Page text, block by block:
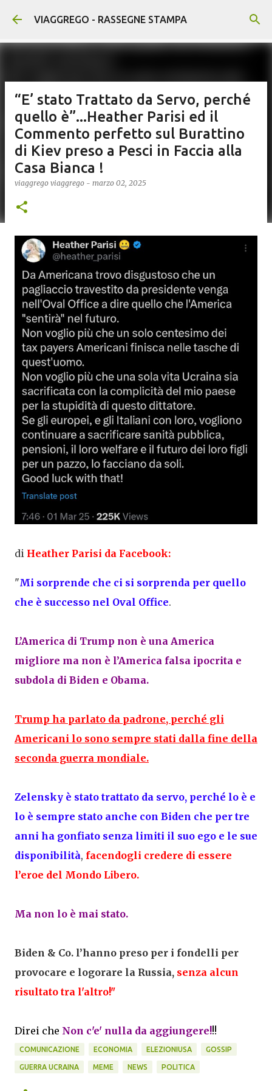
Passa ai contenuti principali
VIAGGREGO - RASSEGNE STAMPA
“E’ stato Trattato da Servo, perché
quello è”...Heather Parisi ed il
Commento perfetto sul Burattino
di Kiev preso a Pesci in Faccia alla
Casa Bianca !
viaggrego viaggrego - marzo 02, 2025
di Heather Parisi da Facebook:
"Mi sorprende che ci si sorprenda per quello
che è successo nel Oval Office.
L’America di Trump non è una America
migliore ma non è l’America falsa ipocrita e
subdola di Biden e Obama.
Trump ha parlato da padrone, perché gli
Americani lo sono sempre stati dalla fine della
seconda guerra mondiale.
Zelensky è stato trattato da servo, perché lo è e
lo è sempre stato anche con Biden che per tre
anni ha gonfiato senza limiti il suo ego e le sue
disponibilità, facendogli credere di essere
l’eroe del Mondo Libero.
Ma non lo è mai stato.
Biden & Co. l’hanno preso per i fondelli per
provocare e logorare la Russia, senza alcun
risultato tra l'altro!"
Direi che Non c'e' nulla da aggiungere!!!
COMUNICAZIONE ECONOMIA ELEZIONIUSA GOSSIP
GUERRA UCRAINA MEME NEWS POLITICA